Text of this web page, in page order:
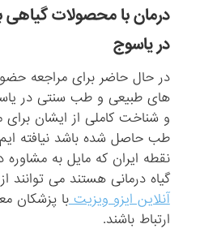
درمان با محصولات
در یاسوج
در حال حاضر برای مراجعه
های طبیعی و طب سنتی در
و شناخت کاملی از ایشان
طب حاصل شده باشد نیافته ایم،
نقطه ایران که مایل به
گیاه درمانی هستند می توانند
آنلاین ایزو ویزیتبا پزشکان
ارتباط باشند.